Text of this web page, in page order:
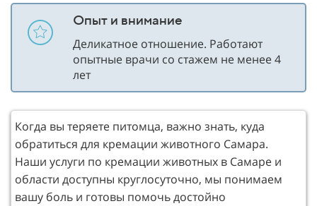
Опыт и внимание
Деликатное отношение. Работают
опытные врачи со стажем не менее 4
лет
Когда вы теряете питомца, важно знать, куда
обратиться для кремации животного Самара.
Наши услуги по кремации животных в Самаре и
области доступны круглосуточно, мы понимаем
вашу боль и готовы помочь достойно